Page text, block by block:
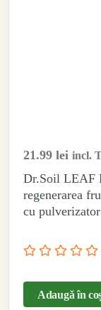
21.99 lei incl.
Dr.Soil LEAF
regenerarea
cu
Adaugă în